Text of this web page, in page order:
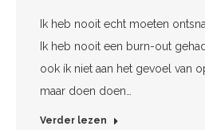
Ik heb nooit echt moeten
Ik heb nooit een burn-out
ook ík niet aan het gevoel van
maar doen doen…
Verder lezen